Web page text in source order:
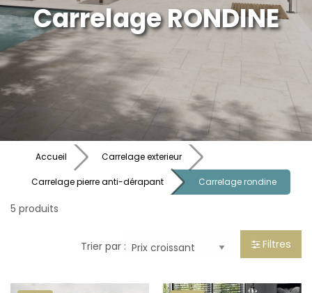
Carrelage RONDINE
Accueil Carrelage exterieur
Carrelage pierre anti-dérapant Carrelage rondine
5 produits
Trier par : Filtres